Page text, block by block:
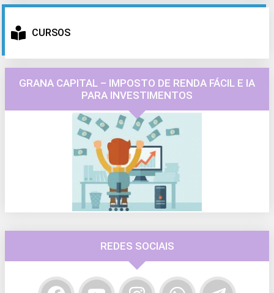
CURSOS
GRANA CAPITAL – IMPOSTO DE RENDA FÁCIL E IA
PARA INVESTIMENTOS
REDES SOCIAIS